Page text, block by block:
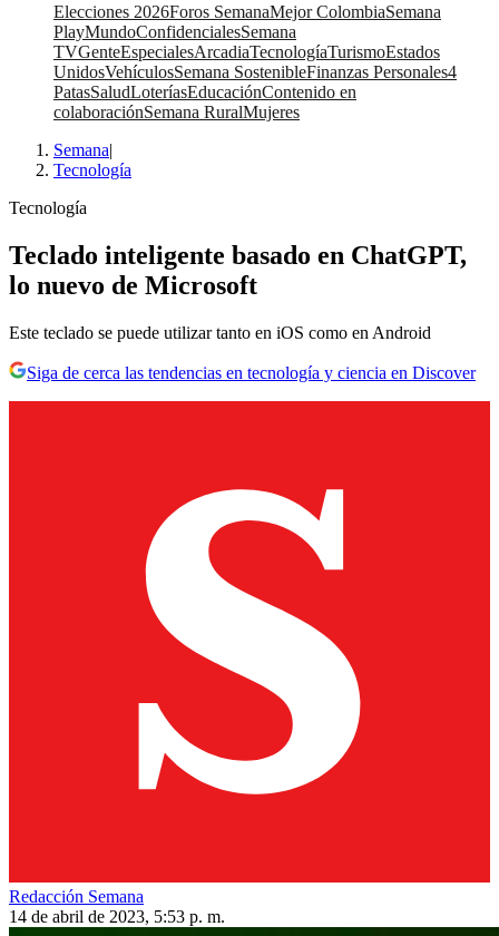
Elecciones 2026Foros SemanaMejor ColombiaSemana
PlayMundoConfidencialesSemana
TVGenteEspecialesArcadiaTecnologíaTurismoEstados
UnidosVehículosSemana SostenibleFinanzas Personales4
PatasSaludLoteríasEducaciónContenido en
colaboraciónSemana RuralMujeres
Semana|
Tecnología
Tecnología
Teclado inteligente basado en ChatGPT,
lo nuevo de Microsoft
Este teclado se puede utilizar tanto en iOS como en Android
Siga de cerca las tendencias en tecnología y ciencia en Discover
Redacción Semana
14 de abril de 2023, 5:53 p. m.